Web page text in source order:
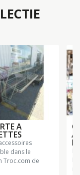
A
dans le
Troc.com de